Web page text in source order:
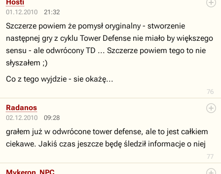
01.12.2010 21:32
76
Hosti
Szczerze powiem że pomysł oryginalny - stworzenie
następnej gry z cyklu Tower Defense nie miało by większego
sensu - ale odwrócony TD ... Szczerze powiem tego to nie
słyszałem ;)
Co z tego wyjdzie - sie okażę...
02.12.2010 09:28
77
Radanos
grałem już w odwrócone tower defense, ale to jest całkiem
ciekawe. Jakiś czas jeszcze będę śledził informacje o niej